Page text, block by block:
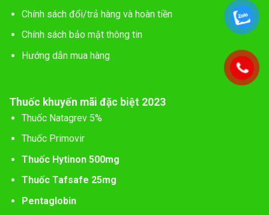
Chính sách đổi/trả hàng và hoàn tiền
Chính sách bảo mật thông tin
Hướng dẫn mua hàng
Thuốc khuyến mãi đặc biệt 2023
Thuốc Natagrev 5%
Thuốc Primovir
Thuốc Hytinon 500mg
Thuốc Tafsafe 25mg
Pentaglobin